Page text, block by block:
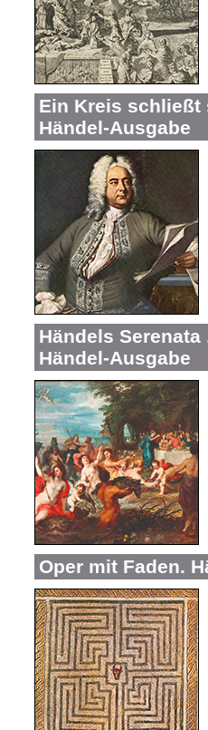
Ein Kreis schließt
Händel-Ausgabe
Händels
Händel-Ausgabe
Oper mit Faden.